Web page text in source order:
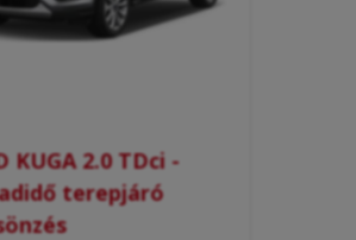
KUGA 2.0 TDci -
terepjáró